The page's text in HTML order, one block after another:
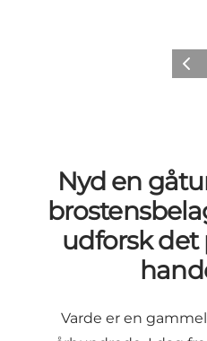
Nyd en
udforsk det
Varde er en